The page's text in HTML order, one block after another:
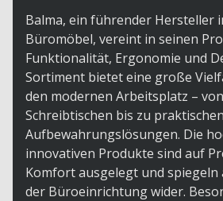
Balma, ein führender Hersteller
Büromöbel, vereint in seinen
Funktionalität, Ergonomie und
Sortiment bietet eine große
den modernen Arbeitsplatz –
Schreibtischen bis zu praktischen
Aufbewahrungslösungen. Die
innovativen Produkte sind auf
Komfort ausgelegt und spiegeln
der Büroeinrichtung wider.